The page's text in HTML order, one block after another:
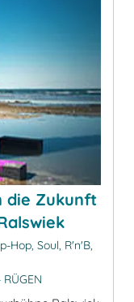
die Zukunft
Hop, Soul, R'n'B,